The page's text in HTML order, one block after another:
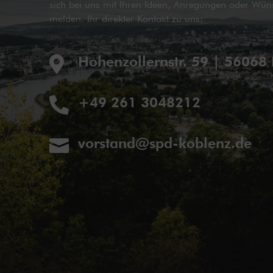
sich bei uns mit Ihren Ideen, Anregungen oder
melden. Ihr direkter Kontakt zu uns:
 Hohenzollernstr. 59 | 56068
 +49 261 3048212
 vorstand@spd-koblenz.de